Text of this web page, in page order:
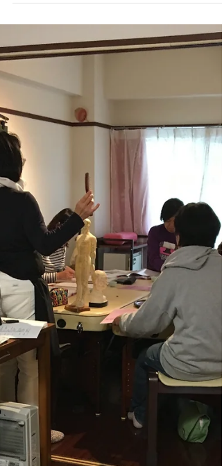
参加を是非！お待ちしています！ 体調を崩
さないようにも防災の一つです。 日々のケ
ア、日々の防備が大事です。